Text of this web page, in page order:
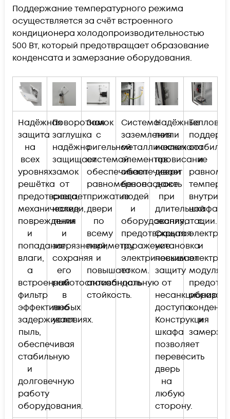
Поддержание температурного режима
осуществляется за счёт встроенного
кондиционера холодопроизводительностью
500 Вт, который предотвращает образование
конденсата и замерзание оборудования.
Надёжная
защита
на
всех
уровнях:
решётка
предотвращает
механические
повреждения
и
попадание
влаги,
а
встроенный
фильтр
эффективно
задерживает
пыль,
обеспечивая
стабильную
и
долговечную
работу
оборудования.
Поворотная
заглушка
надёжно
защищает
замок
от
снега,
наледи,
пыли
и
загрязнений,
сохраняя
его
работоспособность
в
любых
условиях.
Замок
с
ригельной
системой
обеспечивает
равномерное
прижатие
двери
по
всему
периметру
и
повышает
антивандальную
стойкость.
Система
заземления
металлических
элементов
обеспечивает
безопасность
людей
и
оборудования,
предотвращая
поражение
электрическим
током.
Надёжные
петли
исключают
провисание
двери
даже
при
длительной
эксплуатации.
Скрытая
установка
повышает
защиту
от
доступа.
Конструкция
шкафа
позволяет
перевесить
дверь
на
любую
сторону.
и
внутри
шкафа
с
и
и